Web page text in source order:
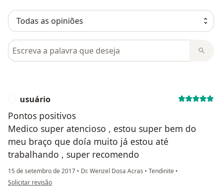
Pesquisar em opiniões
usuário
Pontos positivos
Medico super atencioso , estou super bem do
meu braço que doía muito já estou até
trabalhando , super recomendo
15 de setembro de 2017 • Dr. Wenzel Dosa Acras • Tendinite •
na opinião do utilizador usuário
Solicitar revisão